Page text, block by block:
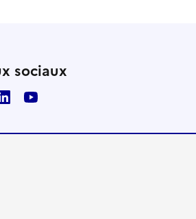
sociaux
LinkedInYoutube